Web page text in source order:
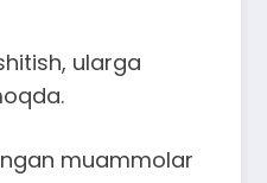
ularga
muammolar